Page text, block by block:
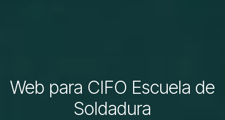
Web para CIFO Escuela de
Soldadura